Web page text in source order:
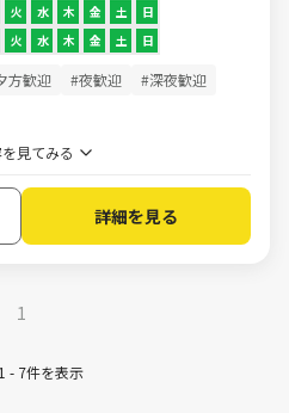
火 水 木 金 土 日
火 水 木 金 土 日
方歓迎 #夜歓迎
#深夜歓迎
見てみる
詳細を見る
1
- 7件を表示